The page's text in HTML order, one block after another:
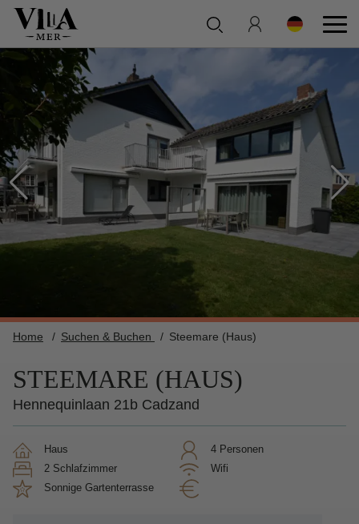
Home Suchen & Buchen Steemare (Haus)
STEEMARE (HAUS)
Hennequinlaan 21b Cadzand
Haus
4 Personen
2 Schlafzimmer
Wifi
Sonnige Gartenterrasse